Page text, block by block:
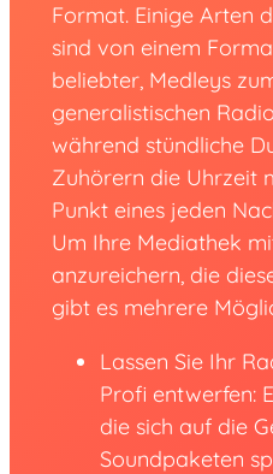
Format. Einige Arten
sind von einem
beliebter, Medleys
generalistischen
während stündliche
Zuhörern die Uhrzeit
Punkt eines jeden
Um Ihre Mediathek
anzureichern, die
gibt es mehrere
Lassen Sie Ihr
Profi entwerfen:
die sich auf die
Soundpaketen